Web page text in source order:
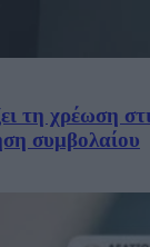
τη χρέωση
συμβολαίου